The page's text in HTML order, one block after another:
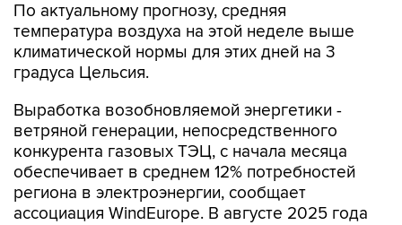
По актуальному прогнозу, средняя
температура воздуха на этой неделе выше
климатической нормы для этих дней на 3
градуса Цельсия.
Выработка возобновляемой энергетики -
ветряной генерации, непосредственного
конкурента газовых ТЭЦ, с начала месяца
обеспечивает в среднем 12% потребностей
региона в электроэнергии, сообщает
ассоциация WindEurope. В августе 2025 года